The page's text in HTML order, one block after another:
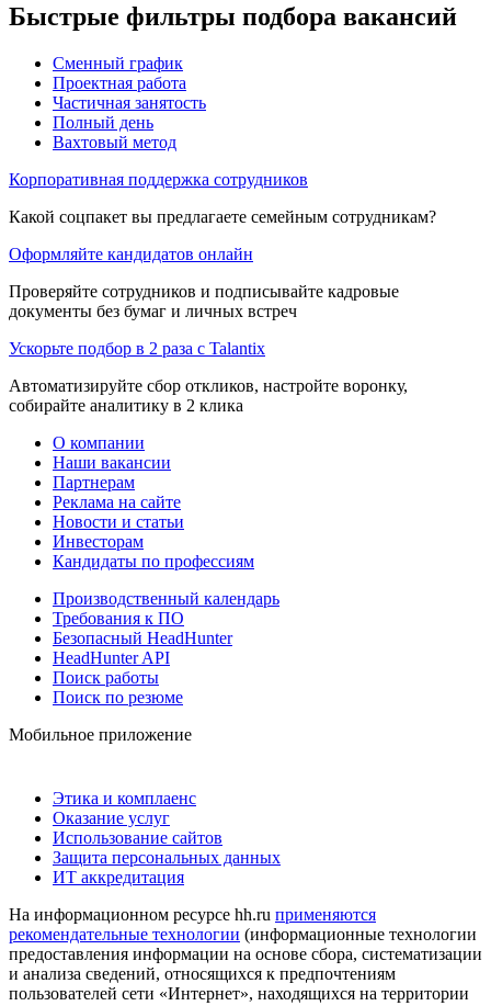
Быстрые фильтры подбора вакансий
Сменный график
Проектная работа
Частичная занятость
Полный день
Вахтовый метод
Корпоративная поддержка сотрудников
Какой соцпакет вы предлагаете семейным сотрудникам?
Оформляйте кандидатов онлайн
Проверяйте сотрудников и подписывайте кадровые
документы без бумаг и личных встреч
Ускорьте подбор в 2 раза с Talantix
Автоматизируйте сбор откликов, настройте воронку,
собирайте аналитику в 2 клика
О компании
Наши вакансии
Партнерам
Реклама на сайте
Новости и статьи
Инвесторам
Кандидаты по профессиям
Производственный календарь
Требования к ПО
Безопасный HeadHunter
HeadHunter API
Поиск работы
Поиск по резюме
Мобильное приложение
Этика и комплаенс
Оказание услуг
Использование сайтов
Защита персональных данных
ИТ аккредитация
На информационном ресурсе hh.ru применяются
рекомендательные технологии (информационные технологии
предоставления информации на основе сбора, систематизации
и анализа сведений, относящихся к предпочтениям
пользователей сети «Интернет», находящихся на территории